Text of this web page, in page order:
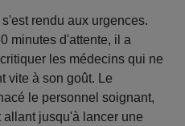
rendu aux urgences.
minutes d'attente, il a
les médecins qui ne
vite à son goût. Le
le personnel soignant,
allant jusqu'à lancer une